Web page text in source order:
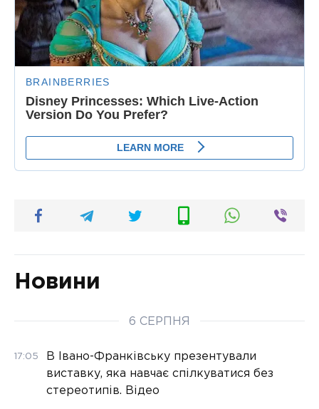
Новини
6 СЕРПНЯ
17:05
В Івано-Франківську презентували
виставку, яка навчає спілкуватися без
стереотипів. Відео